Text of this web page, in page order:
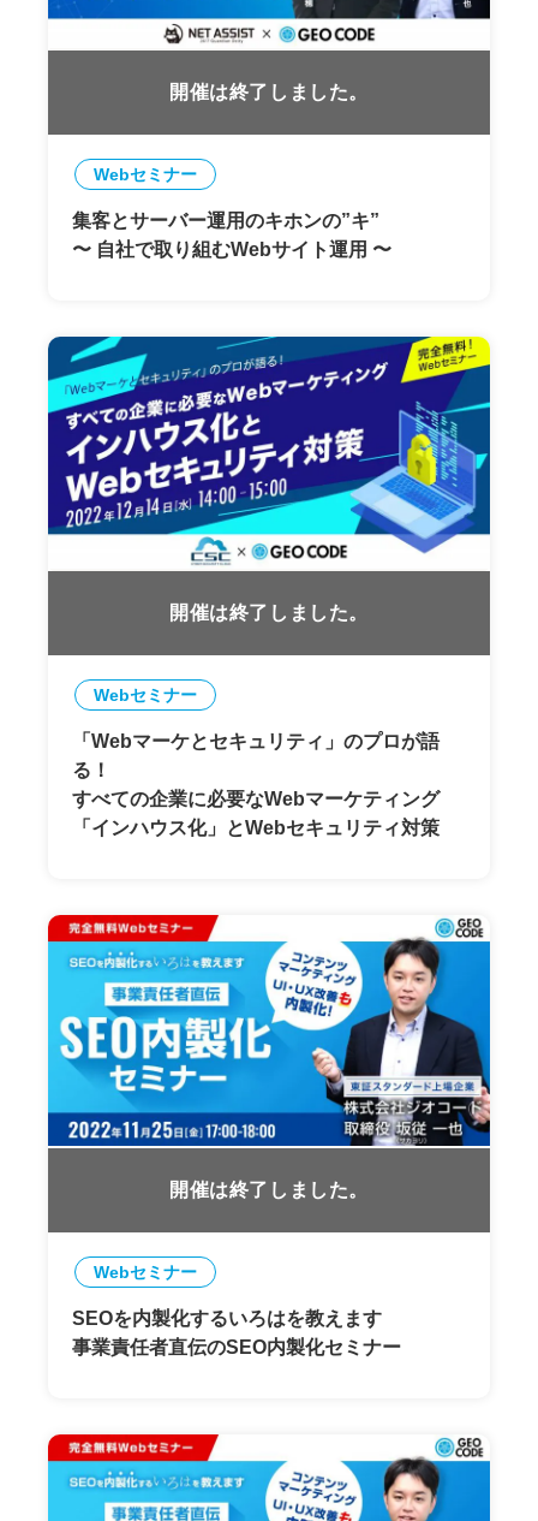
開催は終了しました。
Webセミナー
集客とサーバー運用のキホンの”キ”
〜 自社で取り組むWebサイト運用 〜
開催は終了しました。
Webセミナー
「Webマーケとセキュリティ」のプロが語
る！
すべての企業に必要なWebマーケティング
「インハウス化」とWebセキュリティ対策
開催は終了しました。
Webセミナー
SEOを内製化するいろはを教えます
事業責任者直伝のSEO内製化セミナー